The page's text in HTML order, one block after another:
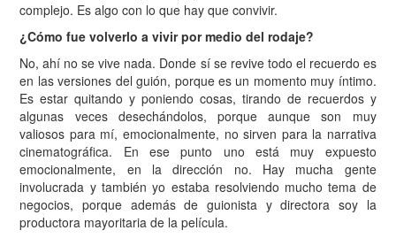
complejo. Es algo con lo que hay que convivir.
¿Cómo fue volverlo a vivir por medio del rodaje?
No, ahí no se vive nada. Donde sí se revive todo el recuerdo es
en las versiones del guión, porque es un momento muy íntimo.
Es estar quitando y poniendo cosas, tirando de recuerdos y
algunas veces desechándolos, porque aunque son muy
valiosos para mí, emocionalmente, no sirven para la narrativa
cinematográfica. En ese punto uno está muy expuesto
emocionalmente, en la dirección no. Hay mucha gente
involucrada y también yo estaba resolviendo mucho tema de
negocios, porque además de guionista y directora soy la
productora mayoritaria de la película.